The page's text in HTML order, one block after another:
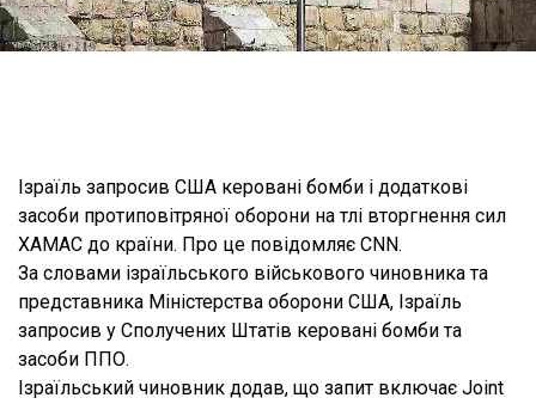
Ізраїль запросив США керовані бомби і додаткові
засоби протиповітряної оборони на тлі вторгнення сил
ХАМАС до країни. Про це повідомляє CNN.
За словами ізраїльського військового чиновника та
представника Міністерства оборони США, Ізраїль
запросив у Сполучених Штатів керовані бомби та
засоби ППО.
Ізраїльський чиновник додав, що запит включає Joint